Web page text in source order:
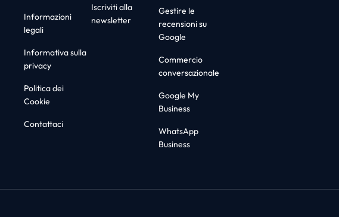
Informazioni
legali
Informativa sulla
privacy
Politica dei
Cookie
Contattaci
Iscriviti alla
newsletter
Gestire le
recensioni su
Google
Commercio
conversazionale
Google My
Business
WhatsApp
Business